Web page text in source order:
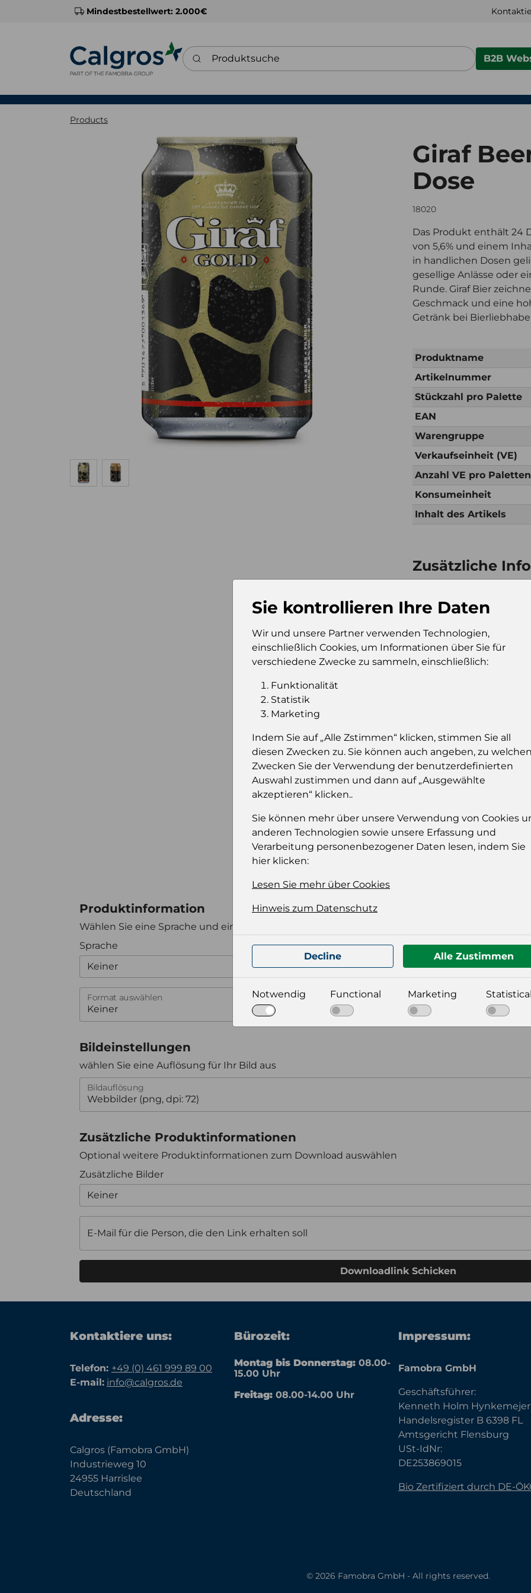
Mindestbestellwert: 2.000€
Produktsuche
B2B
Products
Giraf
Dose
18020
Das Produkt enthält 24
von 5,6% und einem
in handlichen Dosen
gesellige Anlässe oder
Runde. Giraf Bier
Geschmack und eine
Getränk bei
Produktname
Artikelnummer
Stückzahl pro Palette
EAN
Warengruppe
Verkaufseinheit (VE)
Anzahl VE pro
Konsumeinheit
Inhalt des Artikels
Zusätzliche
Verkaufseinheit pro
Palette
Konsumeinheit
Stückzahl pro
Palette
Sie müssen
Einloggen
Produktinformation
Wählen Sie eine Sprache und ein Format für Ihre Produktdatei aus
Sprache
Keiner
Format auswählen
Bildeinstellungen
wählen Sie eine Auflösung für Ihr Bild aus
Bildauflösung
Zusätzliche Produktinformationen
Optional weitere Produktinformationen zum Download auswählen
Zusätzliche Bilder
Keiner
E-Mail für die Person, die den Link erhalten soll
Downloadlink Schicken
Kontaktiere uns:
Telefon: +49 (0) 461 999 89 00
E-mail: info@calgros.de
Adresse:
Calgros (Famobra GmbH)
Industrieweg 10
24955 Harrislee
Deutschland
Bürozeit:
Montag bis Donnerstag: 08.00-
15.00 Uhr
Freitag: 08.00-14.00 Uhr
Impressum:
Famobra GmbH
Geschäftsführer:
Kenneth Holm Hynkemejer
Handelsregister B 6398 FL
Amtsgericht Flensburg
USt-IdNr:
DE253869015
Bio Zertifiziert durch DE-
© 2026 Famobra GmbH - All rights reserved.
Sie kontrollieren Ihre Daten
Wir und unsere Partner verwenden Technologien,
einschließlich Cookies, um Informationen über Sie für
verschiedene Zwecke zu sammeln, einschließlich:
Funktionalität
Statistik
Marketing
Indem Sie auf „Alle Zstimmen“ klicken, stimmen Sie all
diesen Zwecken zu. Sie können auch angeben, zu
Zwecken Sie der Verwendung der benutzerdefinierten
Auswahl zustimmen und dann auf „Ausgewählte
akzeptieren“ klicken..
Sie können mehr über unsere Verwendung von Cookies
anderen Technologien sowie unsere Erfassung und
Verarbeitung personenbezogener Daten lesen, indem Sie
hier klicken:
Lesen Sie mehr über Cookies
Hinweis zum Datenschutz
Decline Alle Zustimmen
Notwendig Functional Marketing